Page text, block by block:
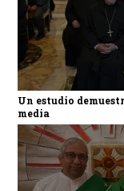
Un estudio
media